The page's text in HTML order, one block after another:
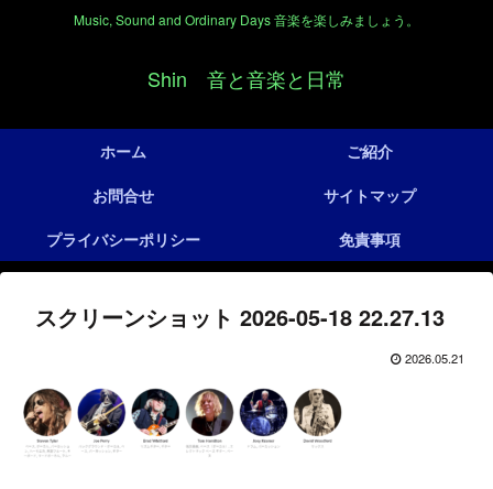
Music, Sound and Ordinary Days 音楽を楽しみましょう。
Shin 音と音楽と日常
ホーム
ご紹介
お問合せ
サイトマップ
プライバシーポリシー
免責事項
スクリーンショット 2026-05-18 22.27.13
2026.05.21